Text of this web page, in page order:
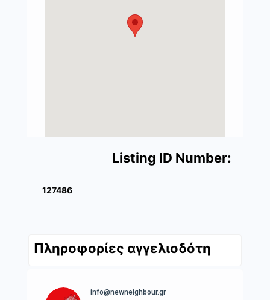
Listing ID Number:
127486
Πληροφορίες αγγελιοδότη
info@newneighbour.gr